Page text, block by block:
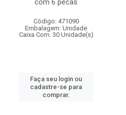
com 6 pecas
Código: 471090
Embalagem: Unidade
Caixa Com: 30 Unidade(s)
Faça seu login ou
cadastre-se para
comprar.